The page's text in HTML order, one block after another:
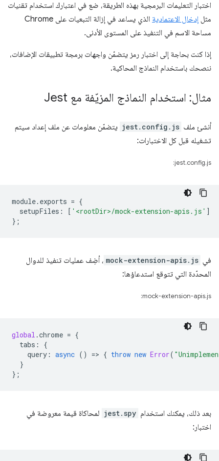
اختبار التعليمات البرمجية بهذه الطريقة، ضع في اعتبارك استخدام تقنيات
مثل إدخال الاعتمادية
الذي يساعد في إزالة التبعيات على Chrome
مساحة الاسم في التنفيذ على المستوى الأدنى.
إذا كنت بحاجة إلى اختبار رمز يتضمّن واجهات برمجة تطبيقات الإضافات،
ننصحك باستخدام النماذج المحاكية.
مثال: استخدام النماذج المزيّفة مع Jest
أنشئ ملف jest.config.js يتضمّن معلومات عن ملف إعداد سيتم
تشغيله قبل كل الاختبارات:
jest.config.js:
module. exports = {
setupFiles : [ '<rootDir>/mock-extension-apis.js' ]
};
في mock-extension-apis.js ، أضِف عمليات تنفيذ للدوال
المحدّدة التي تتوقع استدعاؤها:
mock-extension-apis.js:
global .chrome = {
tabs :
{
query : async () => { throw new Error(
}
};
بعد ذلك، يمكنك استخدام jest.spy لمحاكاة قيمة معروضة في
اختبار: